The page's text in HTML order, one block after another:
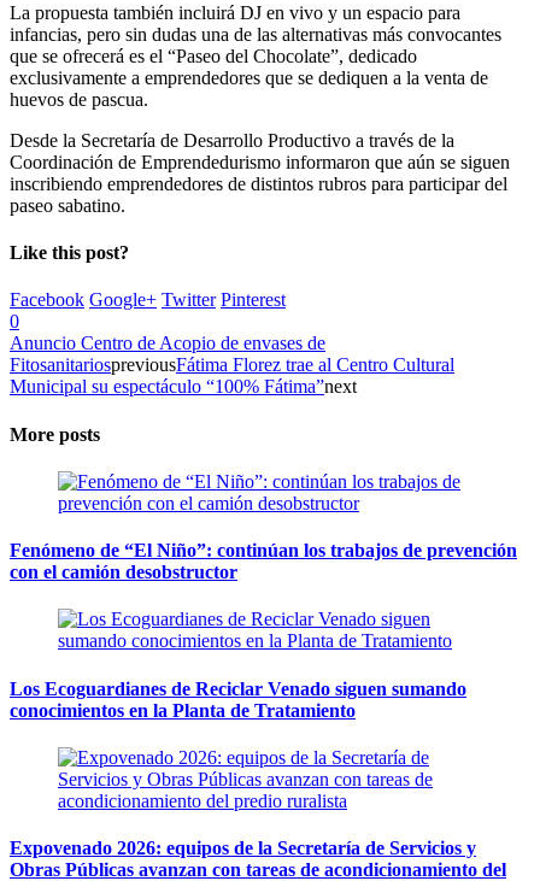
La propuesta también incluirá DJ en vivo y un espacio para
infancias, pero sin dudas una de las alternativas más convocantes
que se ofrecerá es el “Paseo del Chocolate”, dedicado
exclusivamente a emprendedores que se dediquen a la venta de
huevos de pascua.
Desde la Secretaría de Desarrollo Productivo a través de la
Coordinación de Emprendedurismo informaron que aún se siguen
inscribiendo emprendedores de distintos rubros para participar del
paseo sabatino.
Like this post?
Facebook Google+ Twitter Pinterest
0
Anuncio Centro de Acopio de envases de
FitosanitariospreviousFátima Florez trae al Centro Cultural
Municipal su espectáculo “100% Fátima”next
More posts
Fenómeno de “El Niño”: continúan los trabajos de prevención
con el camión desobstructor
Los Ecoguardianes de Reciclar Venado siguen sumando
conocimientos en la Planta de Tratamiento
Expovenado 2026: equipos de la Secretaría de Servicios y
Obras Públicas avanzan con tareas de acondicionamiento del